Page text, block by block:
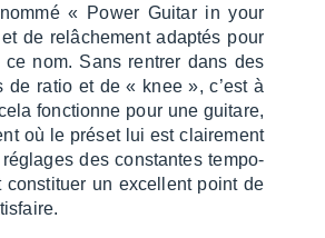
« Power Guitar in your
de relâ­che­ment adap­tés pour
nom. Sans rentrer dans des
de ratio et de « knee », c’est à
fonc­tionne pour une guitare,
où le préset lui est clai­re­ment
des constantes tempo­
un excellent point de